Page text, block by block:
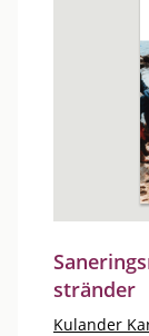
stränder
Kulander